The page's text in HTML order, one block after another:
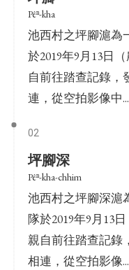
Pêⁿ-kha
池西村之坪腳滬為
於2019年9月13日
自前往踏查記錄，
連，從空拍影像中...
02
坪腳深
Pêⁿ-kha-chhim
池西村之坪腳深滬
隊於2019年9月13
親自前往踏查記錄
相連，從空拍影像...